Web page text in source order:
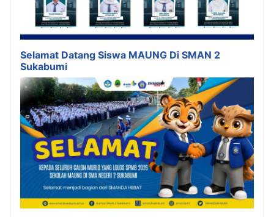
Selamat Datang Siswa MAUNG Di SMAN 2
Sukabumi